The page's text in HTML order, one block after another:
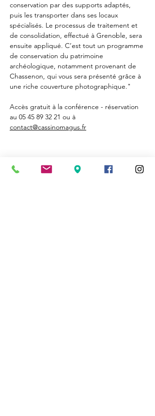
conservation par des supports adaptés,
puis les transporter dans ses locaux
spécialisés. Le processus de traitement et
de consolidation, effectué à Grenoble, sera
ensuite appliqué. C’est tout un programme
de conservation du patrimoine
archéologique, notamment provenant de
Chassenon, qui vous sera présenté grâce à
une riche couverture photographique."
Accès gratuit à la conférence - réservation
au 05 45 89 32 21 ou à
contact@cassinomagus.fr